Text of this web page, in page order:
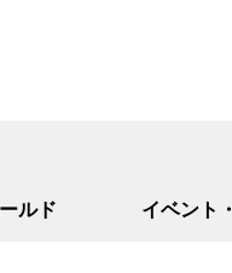
ルド イベント・